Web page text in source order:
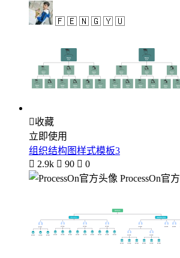
🇫 🇪 🇳 🇬 🇾 🇺
收藏
立即使用
组织结构图样式模板3
 2.9k  90  0
ProcessOn官方